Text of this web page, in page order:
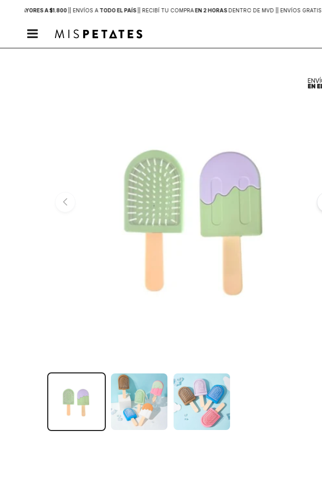
MAYORES A $1.800 | ENVÍOS A TODO EL PAÍS | RECIBÍ TU COMPRAEN 2 HORASDENTRO DE MVD | | ENVÍOS GRATIS
